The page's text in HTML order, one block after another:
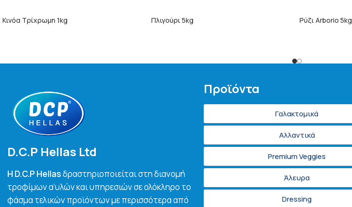
Κινόα Τρίχρωμη 1kg Πλιγούρι 5kg Ρύζι Arborio 5kg
D.C.P Hellas Ltd
H D.C.P Hellasδραστηριοποιείται στη διανομή
τροφίμων α’υλών και υπηρεσιών σε ολόκληρο το
φάσμα τελικών προϊόντων με περισσότερα από
Προϊόντα
Γαλακτομικά
Αλλαντικά
Premium Veggies
Άλευρα
Dressing